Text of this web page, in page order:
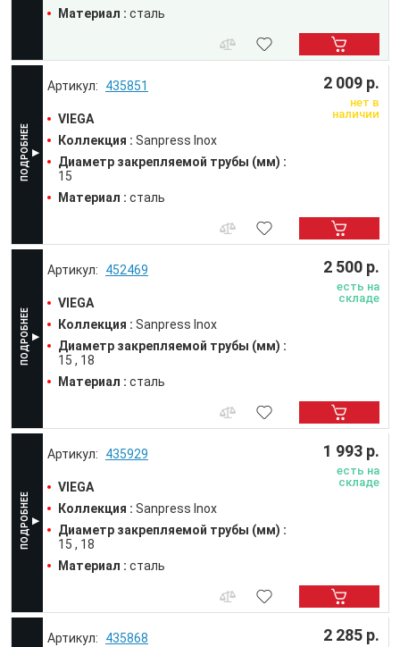
435851
VIEGA
Коллекция : Sanpress Inox
Диаметр закрепляемой трубы (мм) :
15
Материал : сталь
2 009 р.
нет в
наличии
452469
VIEGA
Коллекция : Sanpress Inox
Диаметр закрепляемой трубы (мм) :
15
18
Материал : сталь
2 500 р.
есть на
складе
435929
VIEGA
Коллекция : Sanpress Inox
Диаметр закрепляемой трубы (мм) :
15
18
Материал : сталь
1 993 р.
есть на
складе
435868 2 285 р.
Материал : сталь